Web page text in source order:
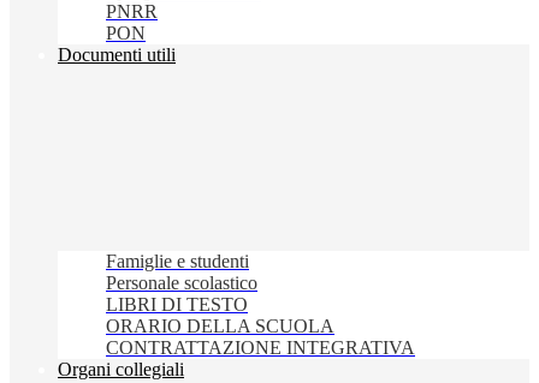
PNRR
PON
Documenti utili
Famiglie e studenti
Personale scolastico
LIBRI DI TESTO
ORARIO DELLA SCUOLA
CONTRATTAZIONE INTEGRATIVA
Organi collegiali